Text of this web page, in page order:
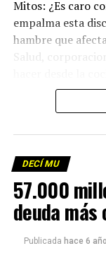
Mitos: ¿Es caro
empalma esta
hambre que
Salud,
(Escuchá el
Foto: Martina
Descargar el
La reproducción
que mandar un
emitir todos los
DECÍ MU
57.000
deuda más
Publicada hace 6